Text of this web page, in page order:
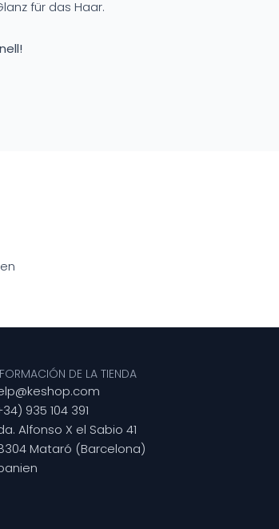
für das Haar.
DE LA TIENDA
935 104 391
Alfonso X el Sabio 41
Mataró (Barcelona)